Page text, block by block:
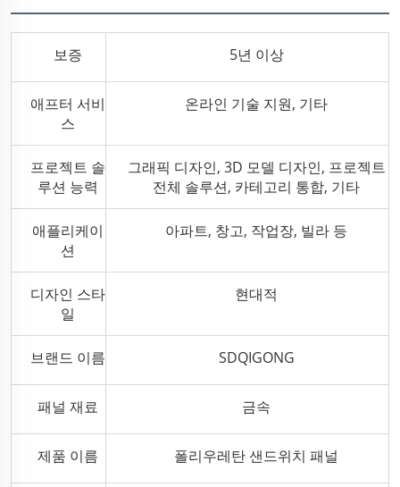
보증 5년 이상
애프터 서비
스
온라인 기술 지원, 기타
프로젝트 솔
루션 능력
그래픽 디자인, 3D 모델 디자인, 프로젝트
전체 솔루션, 카테고리 통합, 기타
애플리케이
션
아파트, 창고, 작업장, 빌라 등
디자인 스타
일
현대적
브랜드 이름 SDQIGONG
패널 재료 금속
제품 이름 폴리우레탄 샌드위치 패널